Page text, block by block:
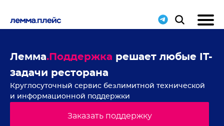
Лемма.Поддержка решает любые IT-
задачи ресторана
Круглосуточный сервис безлимитной технической
и информационной поддержки
Заказать поддержку